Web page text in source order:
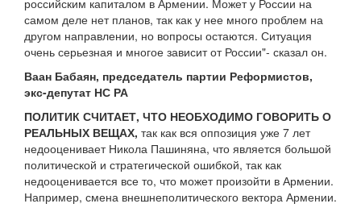
российским капиталом в Армении. Может у России на
самом деле нет планов, так как у нее много проблем на
другом направлении, но вопросы остаются. Ситуация
очень серьезная и многое зависит от России"- сказал он.
Ваан Бабаян, председатель партии Реформистов,
экс-депутат НС РА
ПОЛИТИК СЧИТАЕТ, ЧТО НЕОБХОДИМО ГОВОРИТЬ О
РЕАЛЬНЫХ ВЕЩАХ, так как вся оппозиция уже 7 лет
недооценивает Никола Пашиняна, что является большой
политической и стратегической ошибкой, так как
недооценивается все то, что может произойти в Армении.
Например, смена внешнеполитического вектора Армении.